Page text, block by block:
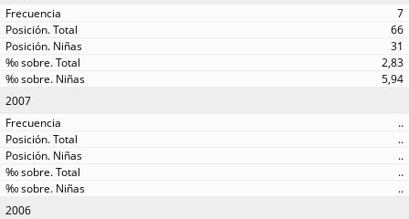
7
66
31
2,83
5,94
2007
..
..
..
..
..
2006